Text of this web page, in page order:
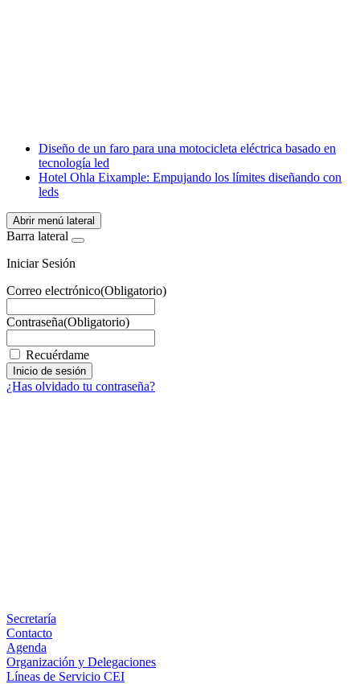
WhatsApp
Diseño de un faro para una motocicleta eléctrica basado en
tecnología led
Hotel Ohla Eixample: Empujando los límites diseñando con
leds
Abrir menú lateral
Barra lateral
Iniciar Sesión
Correo electrónico(Obligatorio)
Contraseña(Obligatorio)
Recuérdame
¿Has olvidado tu contraseña?
Secretaría
Contacto
Agenda
Organización y Delegaciones
Líneas de Servicio CEI